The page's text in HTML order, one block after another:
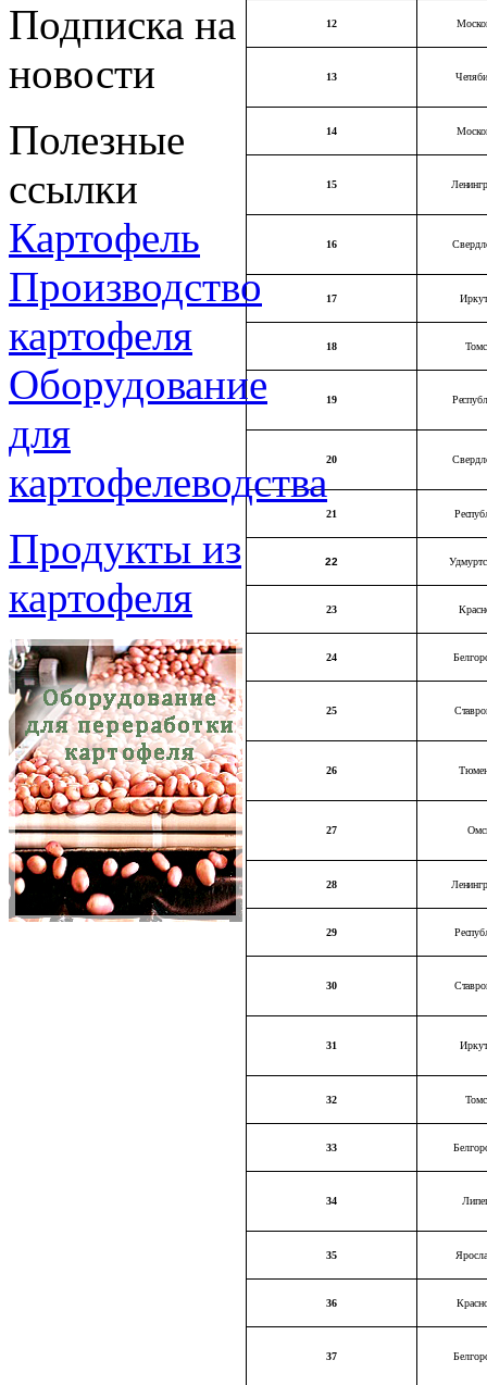
Подписка на
новости
Полезные
ссылки
Картофель
Производство
картофеля
Оборудование
для
картофелеводства
Продукты из
картофеля
12
13
14
15
16
17
18
19
20
21
22
23
24
25
26
27
28
29
30
31
32
33
34
35
36
37